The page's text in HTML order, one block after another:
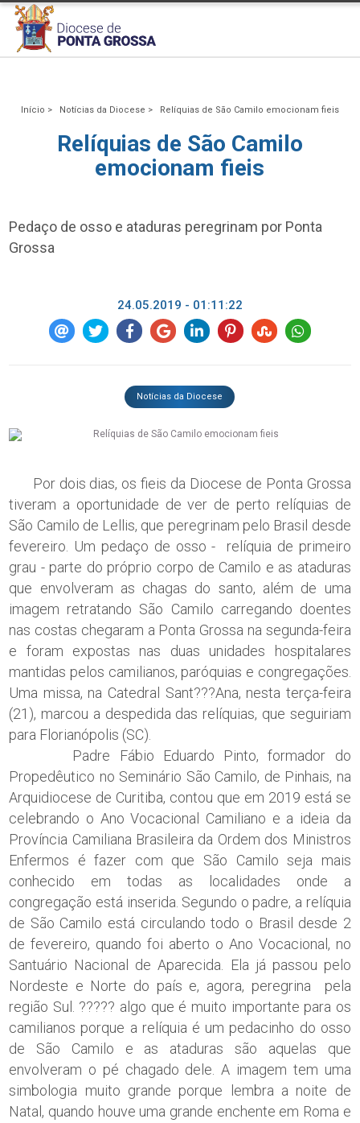
Início > Notícias da Diocese > Relíquias de São Camilo emocionam fieis
Relíquias de São Camilo
emocionam fieis
Pedaço de osso e ataduras peregrinam por Ponta
Grossa
24.05.2019 - 01:11:22
Notícias da Diocese
Por dois dias, os fieis da Diocese de Ponta Grossa
tiveram a oportunidade de ver de perto relíquias de
São Camilo de Lellis, que peregrinam pelo Brasil desde
fevereiro. Um pedaço de osso - relíquia de primeiro
grau - parte do próprio corpo de Camilo e as ataduras
que envolveram as chagas do santo, além de uma
imagem retratando São Camilo carregando doentes
nas costas chegaram a Ponta Grossa na segunda-feira
e foram expostas nas duas unidades hospitalares
mantidas pelos camilianos, paróquias e congregações.
Uma missa, na Catedral Sant???Ana, nesta terça-feira
(21), marcou a despedida das relíquias, que seguiriam
para Florianópolis (SC).
Padre Fábio Eduardo Pinto, formador do
Propedêutico no Seminário São Camilo, de Pinhais, na
Arquidiocese de Curitiba, contou que em 2019 está se
celebrando o Ano Vocacional Camiliano e a ideia da
Província Camiliana Brasileira da Ordem dos Ministros
Enfermos é fazer com que São Camilo seja mais
conhecido em todas as localidades onde a
congregação está inserida. Segundo o padre, a relíquia
de São Camilo está circulando todo o Brasil desde 2
de fevereiro, quando foi aberto o Ano Vocacional, no
Santuário Nacional de Aparecida. Ela já passou pelo
Nordeste e Norte do país e, agora, peregrina pela
região Sul. ????? algo que é muito importante para os
camilianos porque a relíquia é um pedacinho do osso
de São Camilo e as ataduras são aquelas que
envolveram o pé chagado dele. A imagem tem uma
simbologia muito grande porque lembra a noite de
Natal, quando houve uma grande enchente em Roma e